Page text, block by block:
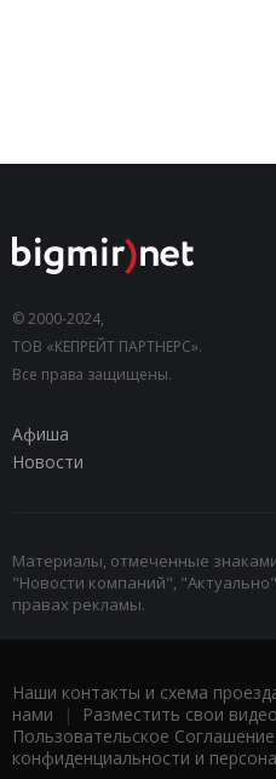
© 2000-2024,
ТОВ «КЕПРЕЙТ ПАРТНЕРС».
Все права защищены.
Афиша
Новости
Материалы, отмеченные
"Новости компаний",
правах рекламы.
Наши контакты и схема
нами | Разместить свои
Пользовательское Соглашение
конфиденциальности и